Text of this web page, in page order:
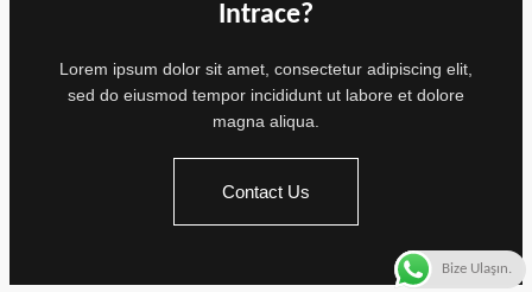
Intrace?
Lorem ipsum dolor sit amet, consectetur adipiscing elit,
sed do eiusmod tempor incididunt ut labore et dolore
magna aliqua.
Contact Us
Bize Ulaşın.